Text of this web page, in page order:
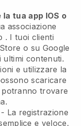
tua app IOS o
associazione
. I tuoi clienti
o su Google
contenuti.
e utilizzare la
scaricare
trovare
La registrazione
e veloce.